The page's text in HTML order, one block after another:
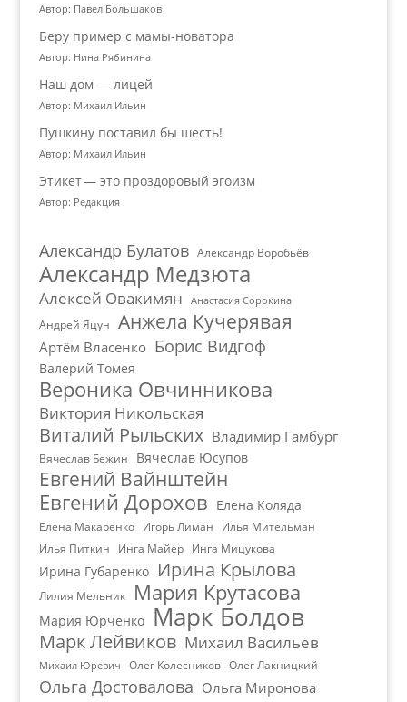
Автор: Павел Большаков
Беру пример с мамы-новатора
Автор: Нина Рябинина
Наш дом — лицей
Автор: Михаил Ильин
Пушкину поставил бы шесть!
Автор: Михаил Ильин
Этикет — это проздоровый эгоизм
Автор: Редакция
Александр Булатов Александр Воробьёв
Александр Медзюта
Алексей Овакимян Анастасия Сорокина
Андрей Яцун Анжела Кучерявая
Артём Власенко Борис Видгоф
Валерий Томея
Вероника Овчинникова
Виктория Никольская
Виталий Рыльских Владимир Гамбург
Вячеслав Бежин Вячеслав Юсупов
Евгений Вайнштейн
Евгений Дорохов Елена Коляда
Елена Макаренко Игорь Лиман
Илья Мительман
Илья Питкин
Инга Майер Инга Мицукова
Ирина Губаренко Ирина Крылова
Лилия Мельник Мария Крутасова
Мария Юрченко Марк Болдов
Марк Лейвиков Михаил Васильев
Михаил Юревич Олег Колесников Олег Лакницкий
Ольга Достовалова Ольга Миронова